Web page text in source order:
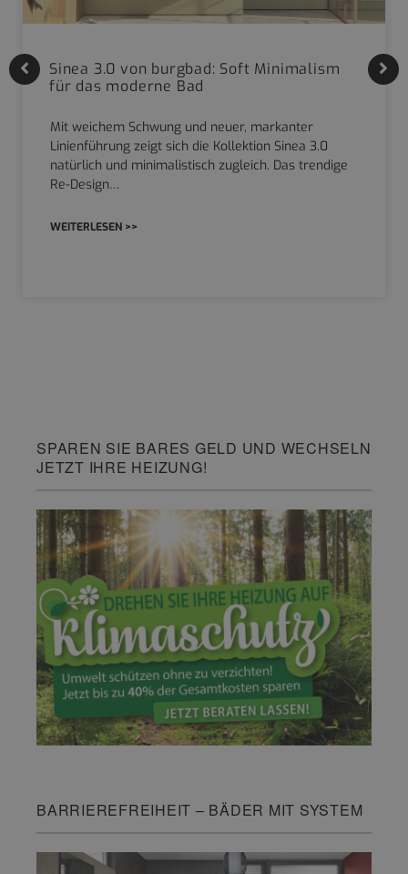
Sinea 3.0 von burgbad: Soft Minimalism
für das moderne Bad
Mit weichem Schwung und neuer, markanter
Linienführung zeigt sich die Kollektion Sinea 3.0
natürlich und minimalistisch zugleich. Das trendige
Re-Design…
WEITERLESEN >>
SPAREN SIE BARES GELD UND WECHSELN
JETZT IHRE HEIZUNG!
BARRIEREFREIHEIT – BÄDER MIT SYSTEM